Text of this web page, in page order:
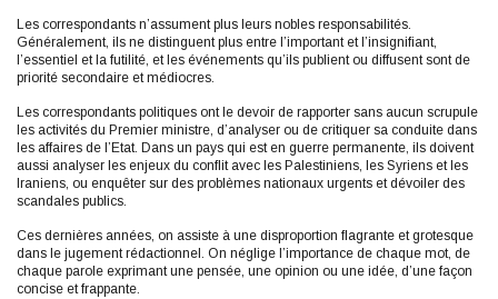
Les correspondants n’assument plus leurs nobles responsabilités.
Généralement, ils ne distinguent plus entre l’important et l’insignifiant,
l’essentiel et la futilité, et les événements qu’ils publient ou diffusent sont de
priorité secondaire et médiocres.
Les correspondants politiques ont le devoir de rapporter sans aucun scrupule
les activités du Premier ministre, d’analyser ou de critiquer sa conduite dans
les affaires de l’Etat. Dans un pays qui est en guerre permanente, ils doivent
aussi analyser les enjeux du conflit avec les Palestiniens, les Syriens et les
Iraniens, ou enquêter sur des problèmes nationaux urgents et dévoiler des
scandales publics.
Ces dernières années, on assiste à une disproportion flagrante et grotesque
dans le jugement rédactionnel. On néglige l’importance de chaque mot, de
chaque parole exprimant une pensée, une opinion ou une idée, d’une façon
concise et frappante.